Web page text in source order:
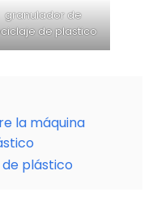
granulador de
de plastico
la máquina
plástico